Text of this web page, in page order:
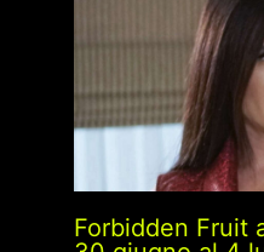
Forbidden Fruit